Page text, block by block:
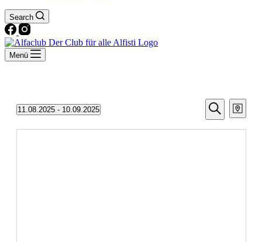
Search
Menü
Veranstaltungen
Suche
Suche
Karte
11.08.2025 - 10.09.2025
auswählen.